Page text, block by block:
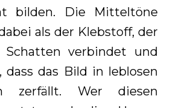
bilden. Die Mitteltöne
als der Klebstoff, der
verbindet und
dass das Bild in leblosen
zerfällt. Wer diesen